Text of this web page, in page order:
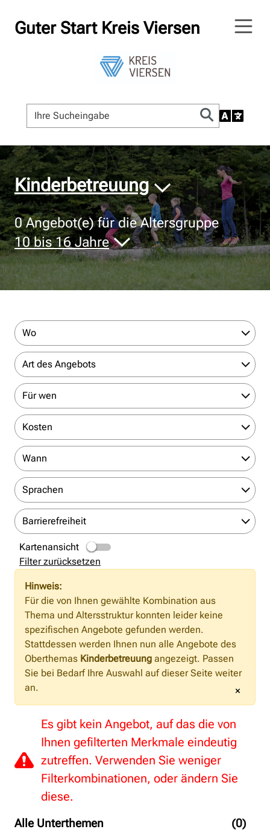
Guter Start Kreis Viersen
© Bildnachweis
Kinderbetreuung
0Angebot(e) für die Altersgruppe
10 bis 16 Jahre
Alle Unterthemen
(0)
Wo
Art des Angebots
Für wen
Kosten
Wann
Sprachen
Barrierefreiheit
Kartenansicht
Filter zurücksetzen
Hinweis:
Für die von Ihnen gewählte Kombination aus
Thema und Altersstruktur konnten leider keine
spezifischen Angebote gefunden werden.
Stattdessen werden Ihnen nun alle Angebote des
Oberthemas Kinderbetreuung angezeigt. Passen
Sie bei Bedarf Ihre Auswahl auf dieser Seite weiter
an.
×
Es gibt kein Angebot, auf das die von
Ihnen gefilterten Merkmale eindeutig
zutreffen. Verwenden Sie weniger
Filterkombinationen, oder ändern Sie
diese.